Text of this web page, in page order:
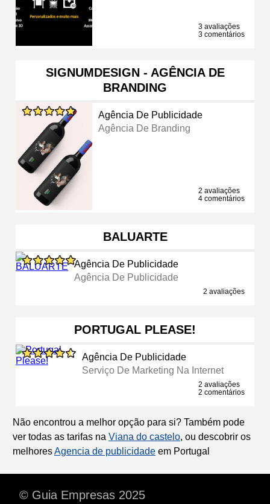
3 avaliações
3 comentários
SIGNUMDESIGN - AGÊNCIA DE
BRANDING
Agência De Publicidade
Agência De Branding
2 avaliações
4 comentários
BALUARTE
Agência De Publicidade
Agência De Publicidade
2 avaliações
PORTUGAL PLEASE!
Agência De Publicidade
Serviço De Marketing Na Internet
2 avaliações
2 comentários
Não encontrou a melhor opção para si? Também pode
ver todas as tarifas na Viana do castelo, ou descobrir os
melhoresAgencia de publicidade em Portugal
© Guia Empresas 2025